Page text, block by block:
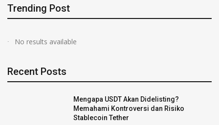
Trending Post
No results available
Recent Posts
Mengapa USDT Akan Didelisting?
Memahami Kontroversi dan Risiko
Stablecoin Tether